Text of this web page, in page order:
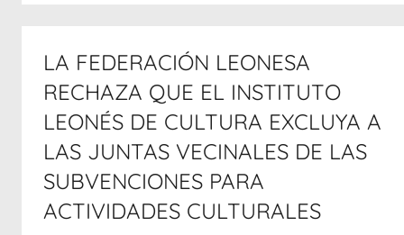
LA FEDERACIÓN LEONESA
RECHAZA QUE EL INSTITUTO
LEONÉS DE CULTURA EXCLUYA A
LAS JUNTAS VECINALES DE LAS
SUBVENCIONES PARA
ACTIVIDADES CULTURALES